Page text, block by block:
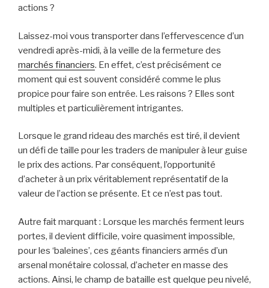
actions ?
Laissez-moi vous transporter dans l’effervescence d’un
vendredi après-midi, à la veille de la fermeture des
marchés financiers. En effet, c’est précisément ce
moment qui est souvent considéré comme le plus
propice pour faire son entrée. Les raisons ? Elles sont
multiples et particulièrement intrigantes.
Lorsque le grand rideau des marchés est tiré, il devient
un défi de taille pour les traders de manipuler à leur guise
le prix des actions. Par conséquent, l’opportunité
d’acheter à un prix véritablement représentatif de la
valeur de l’action se présente. Et ce n’est pas tout.
Autre fait marquant : Lorsque les marchés ferment leurs
portes, il devient difficile, voire quasiment impossible,
pour les ‘baleines’, ces géants financiers armés d’un
arsenal monétaire colossal, d’acheter en masse des
actions. Ainsi, le champ de bataille est quelque peu nivelé,